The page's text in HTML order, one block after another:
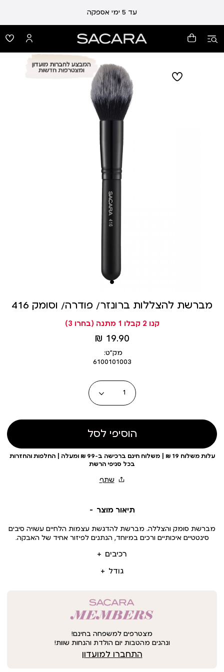
עד 5 ימי אספקה
מברשת להצללות ברונזר/ פודרה/ וסומק 416
קנו 2 קבלו 1 מתנה (בחרו 3)
מחיר
מוצר
19.90 ₪
מק״ט:
6100101003
כמות
הוסיפי לסל
עלות משלוח 19 ₪ | משלוח חינם ברכישה ב-99 ₪ ומעלה | החלפות והחזרות
בכל סניפי הרשת
תיאור מוצר
רכיבים
גודל
מברשת סומק והצללה. מברשת להדגשת עצמות הלחיים עשויה סיבים
סינטטיים איכותיים ורכים במיוחד, הנתנים לפיזור אחיד של האבקה.
מצטרפים למשפחה בחינם!
ונהנים מהטבות יום הולדת והנחות שוות!
התחברו למועדון